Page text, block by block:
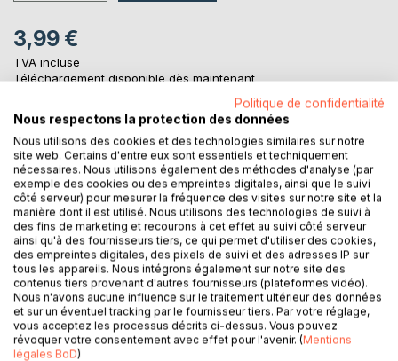
3,99 €
TVA incluse
Téléchargement disponible dès maintenant
AJOUTER AU PANIER
Ajouter à ma liste d'envies
Laisser un avis
DESCRIPTION
Politique de confidentialité
Nous respectons la protection des données
Nous utilisons des cookies et des technologies similaires sur notre
site web. Certains d'entre eux sont essentiels et techniquement
nécessaires. Nous utilisons également des méthodes d'analyse (par
exemple des cookies ou des empreintes digitales, ainsi que le suivi
côté serveur) pour mesurer la fréquence des visites sur notre site et la
manière dont il est utilisé. Nous utilisons des technologies de suivi à
des fins de marketing et recourons à cet effet au suivi côté serveur
ainsi qu'à des fournisseurs tiers, ce qui permet d'utiliser des cookies,
des empreintes digitales, des pixels de suivi et des adresses IP sur
tous les appareils. Nous intégrons également sur notre site des
contenus tiers provenant d'autres fournisseurs (plateformes vidéo).
Nous n'avons aucune influence sur le traitement ultérieur des données
et sur un éventuel tracking par le fournisseur tiers. Par votre réglage,
vous acceptez les processus décrits ci-dessus. Vous pouvez
révoquer votre consentement avec effet pour l'avenir. (Mentions
légales BoD)